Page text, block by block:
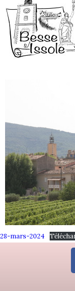
28-mars-2024